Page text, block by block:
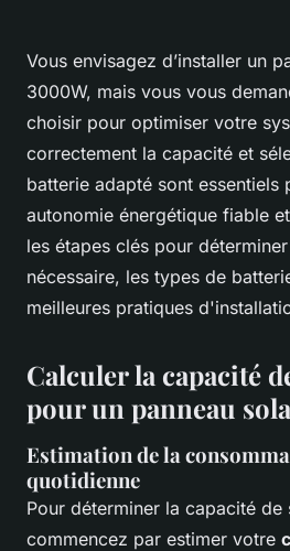
Vous envisagez d’installer un
3000W, mais vous vous
choisir pour optimiser votre
correctement la capacité et
batterie adapté sont essentiels
autonomie énergétique fiable
les étapes clés pour
nécessaire, les types de
meilleures pratiques
Calculer la capacité
pour un panneau
Estimation de la
quotidienne
Pour déterminer la capacité de
commencez par estimer votre